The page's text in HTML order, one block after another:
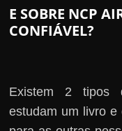
E SOBRE NCP
CONFIÁVEL?
Existem 2 tipos
estudam um livro e